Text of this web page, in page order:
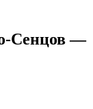
Сенцов —